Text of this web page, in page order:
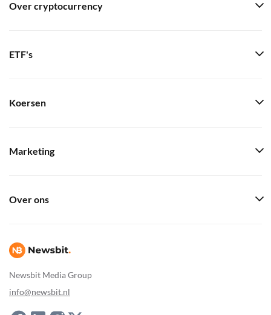
Newsbit Media Group
info@newsbit.nl
Over cryptocurrency
ETF's
Koersen
Marketing
Over ons